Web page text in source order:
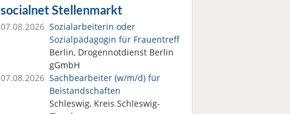
socialnet Stellenmarkt
07.08.2026 Sozialarbeiterin oder
Sozialpädagogin für Frauentreff
Berlin, Drogennotdienst Berlin
gGmbH
07.08.2026 Sachbearbeiter (w/m/d) für
Beistandschaften
Schleswig, Kreis Schleswig-